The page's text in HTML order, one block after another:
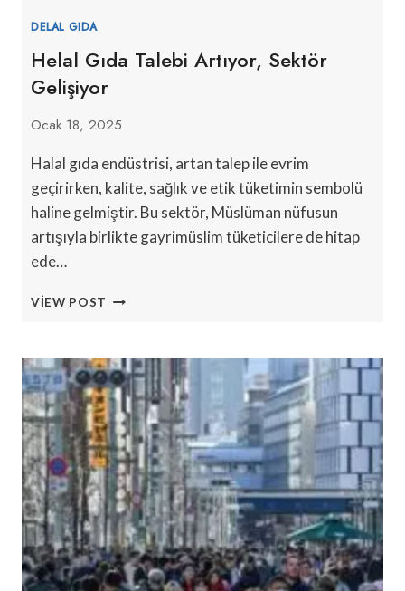
DELAL GIDA
Helal Gıda Talebi Artıyor, Sektör
Gelişiyor
Ocak 18, 2025
Halal gıda endüstrisi, artan talep ile evrim
geçirirken, kalite, sağlık ve etik tüketimin sembolü
haline gelmiştir. Bu sektör, Müslüman nüfusun
artışıyla birlikte gayrimüslim tüketicilere de hitap
ede…
VIEW POST HELAL
SEKTÖR
GELIŞIYOR